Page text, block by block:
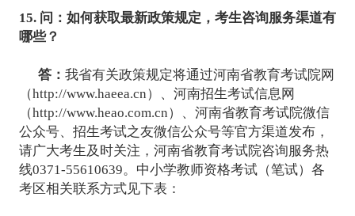
15. 问：如何获取最新政策规定，考生咨询服务渠道有
哪些？
答： 我省有关政策规定将通过河南省教育考试院网
（http://www.haeea.cn）、河南招生考试信息网
（http://www.heao.com.cn）、河南省教育考试院微信
公众号、招生考试之友微信公众号等官方渠道发布，
请广大考生及时关注，河南省教育考试院咨询服务热
线0371-55610639。中小学教师资格考试（笔试）各
考区相关联系方式见下表：